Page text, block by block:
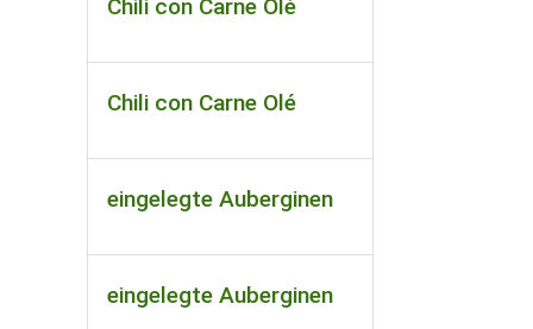
Chili con Carne Olé
Chili con Carne Olé
eingelegte Auberginen
eingelegte Auberginen